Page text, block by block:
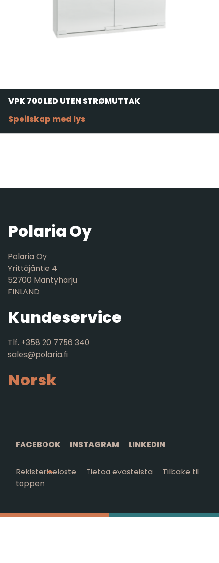
VPK 700 LED UTEN STRØMUTTAK
Speilskap med lys
Polaria Oy
Polaria Oy
Yrittäjäntie 4
52700 Mäntyharju
FINLAND
Kundeservice
Tlf. +358 20 7756 340
sales@polaria.fi
Norsk
FACEBOOK INSTAGRAM LINKEDIN
Rekisteriseloste Tietoa evästeistä
Tilbake til
toppen